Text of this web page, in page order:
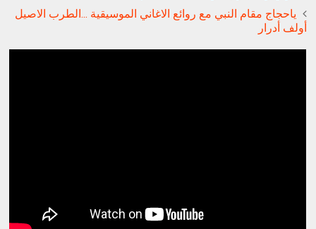
ياحجاج مقام النبي مع روائع الاغاني الموسيقية ...الطرب الاصيل
أولف أدرار